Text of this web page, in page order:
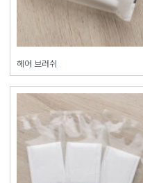
헤어 브러쉬